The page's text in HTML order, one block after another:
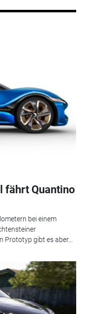
fährt Quantino
bei einem
Prototyp gibt es aber...